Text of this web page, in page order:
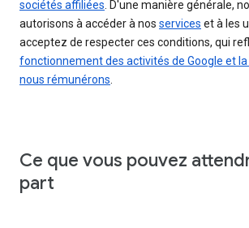
sociétés affiliées . D'une manière générale,
autorisons à accéder à nos services et à les
acceptez de respecter ces conditions, qui
fonctionnement des activités de Google et
nous rémunérons
Ce que vous pouvez
part